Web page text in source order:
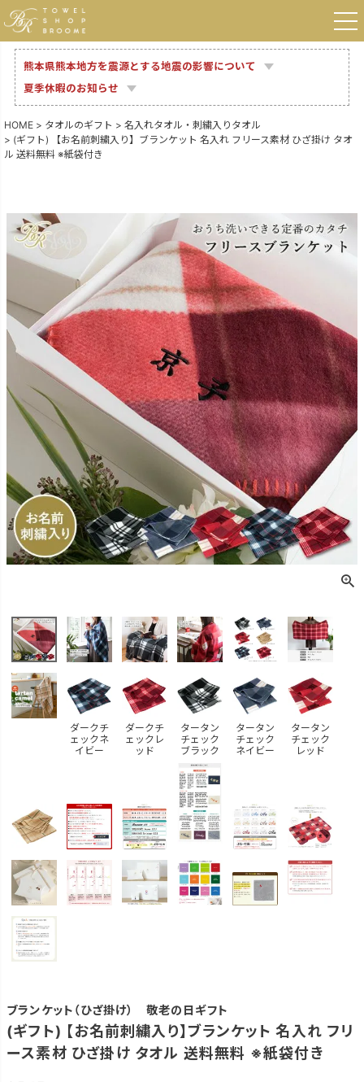
熊本県熊本地方を震源とする地震の影響について
夏季休暇のお知らせ
HOME タオルのギフト
名入れタオル・刺繍入りタオル
(ギフト) 【お名前刺繍入り】ブランケット 名入れ フリース素材 ひざ掛け タオ
ル 送料無料 ※紙袋付き
ダークチ
ェックネ
イビー
ダークチ
ェックレ
ッド
タータン
チェック
ブラック
タータン
チェック
ネイビー
タータン
チェック
レッド
ブランケット（ひざ掛け） 敬老の日ギフト
(ギフト) 【お名前刺繍入り】ブランケット 名入れ フリ
ース素材 ひざ掛け タオル 送料無料 ※紙袋付き